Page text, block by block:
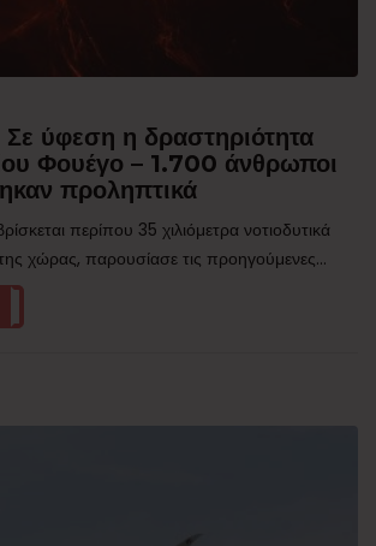
ύφεση η δραστηριότητα
Φουέγο – 1.700 άνθρωποι
προληπτικά
περίπου 35 χιλιόμετρα νοτιοδυτικά
χώρας, παρουσίασε τις προηγούμενες...